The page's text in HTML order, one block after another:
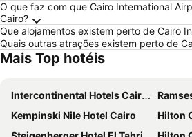
O que faz com que Cairo International
Cairo?
Que alojamentos existem perto de Cairo
Quais outras atrações existem perto de
Mais Top hotéis
Intercontinental Hotels Cairo Semiramis By Ihg
Kempinski Nile Hotel Cairo
Hilton